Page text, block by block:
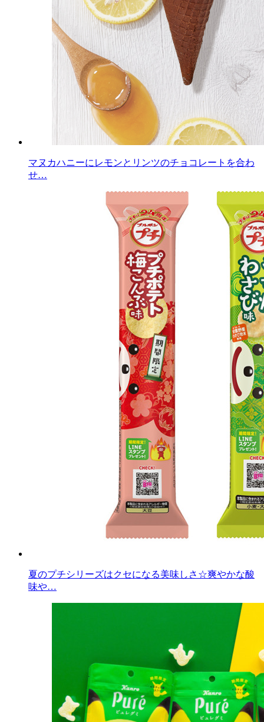
マヌカハニーにレモンとリンツのチョコレートを合わ
せ…
夏のプチシリーズはクセになる美味しさ☆爽やかな酸
味や…